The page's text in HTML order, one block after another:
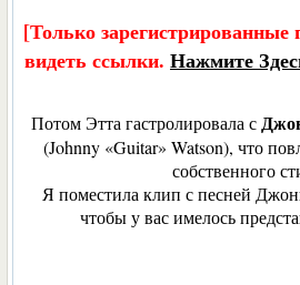
[Только зарегистрированные
видеть ссылки. Нажмите
Потом Этта гастролировала с
(Johnny «Guitar» Watson), что
собственного
Я поместила клип с песней
чтобы у вас имелось